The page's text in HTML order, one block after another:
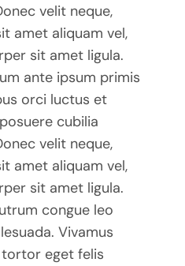
velit neque,
amet aliquam vel,
sit amet ligula.
ante ipsum primis
orci luctus et
cubilia
velit neque,
amet aliquam vel,
sit amet ligula.
congue leo
Vivamus
eget felis